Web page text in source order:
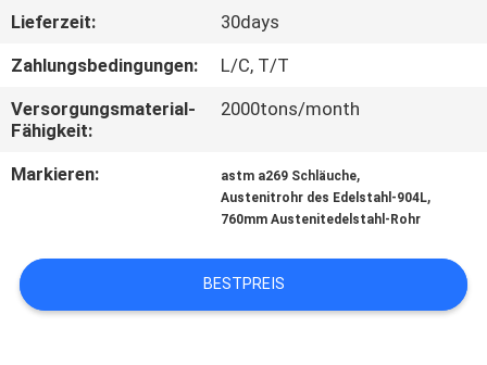
TRETEN
SIE
MIT
UNS
IN
FORDERN
SIE
Lieferzeit:
30days
Zahlungsbedingungen:
L/C, T/T
Versorgungsmaterial-
Fähigkeit:
2000tons/month
Markieren: astm a269 Schläuche,
Austenitrohr des Edelstahl-904L,
760mm Austenitedelstahl-Rohr
BESTPREIS